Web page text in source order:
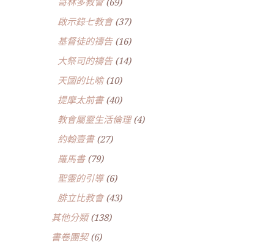
啟示錄七教會(37)
基督徒的禱告(16)
大祭司的禱告(14)
天國的比喻(10)
提摩太前書(40)
教會屬靈生活倫理(4)
約翰壹書(27)
羅馬書(79)
聖靈的引導(6)
腓立比教會(43)
其他分類(138)
書卷團契(6)